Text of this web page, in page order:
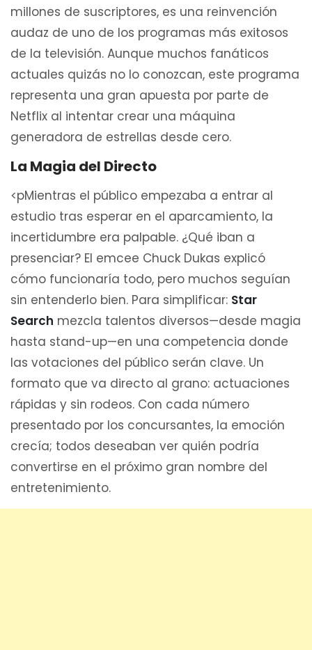
millones de suscriptores, es una reinvención
audaz de uno de los programas más exitosos
de la televisión. Aunque muchos fanáticos
actuales quizás no lo conozcan, este programa
representa una gran apuesta por parte de
Netflix al intentar crear una máquina
generadora de estrellas desde cero.
La Magia del Directo
<pMientras el público empezaba a entrar al
estudio tras esperar en el aparcamiento, la
incertidumbre era palpable. ¿Qué iban a
presenciar? El emcee Chuck Dukas explicó
cómo funcionaría todo, pero muchos seguían
sin entenderlo bien. Para simplificar: Star
Search mezcla talentos diversos—desde magia
hasta stand-up—en una competencia donde
las votaciones del público serán clave. Un
formato que va directo al grano: actuaciones
rápidas y sin rodeos. Con cada número
presentado por los concursantes, la emoción
crecía; todos deseaban ver quién podría
convertirse en el próximo gran nombre del
entretenimiento.